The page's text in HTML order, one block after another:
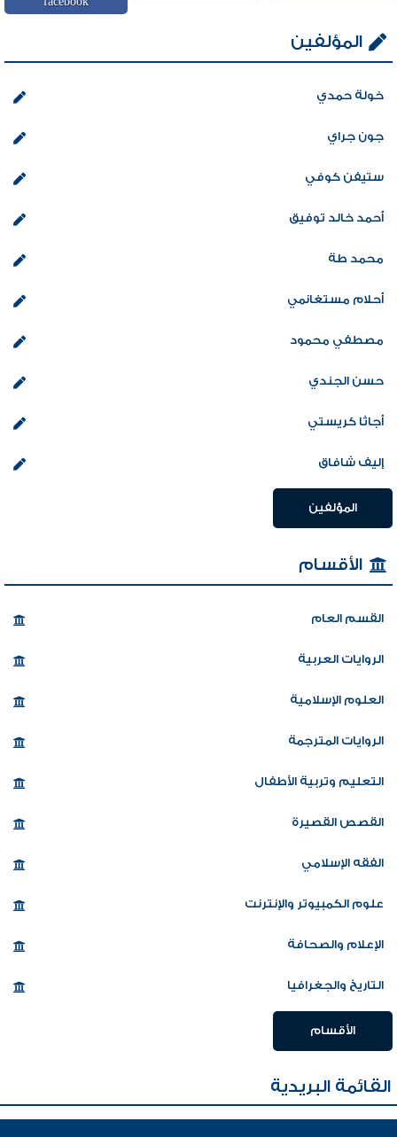
المؤلفين
خولة حمدي
جون جراي
ستيفن كوفي
أحمد خالد توفيق
محمد طة
أحلام مستغانمي
مصطفي محمود
حسن الجندي
أجاثا كريستي
إليف شافاق
المؤلفين
الأقسام
القسم العام
الروايات العربية
العلوم الإسلامية
الروايات المترجمة
التعليم وتربية الأطفال
القصص القصيرة
الفقه الإسلامي
علوم الكمبيوتر والإنترنت
الإعلام والصحافة
التاريخ والجغرافيا
الأقسام
القائمة البريدية